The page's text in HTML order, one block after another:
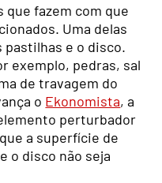
fazem com que
Uma delas
pastilhas e o disco.
exemplo, pedras, sal
de travagem do
o Ekonomista, a
perturbador
a superfície de
o disco não seja